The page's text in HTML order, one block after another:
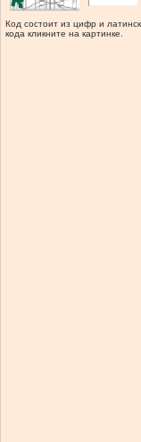
Код состоит из цифр и
кода кликните на картинке.